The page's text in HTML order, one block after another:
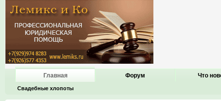
Главная
Свадебные хлопоты
Форум Что